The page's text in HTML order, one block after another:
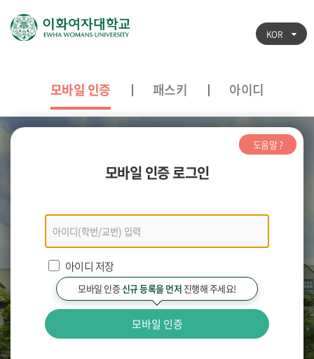
KOR
모바일 인증 패스키 아이디
모바일 인증 로그인
모바일
인증
로그인
아이디 저장
모바일 인증신규 등록을 먼저 진행해 주세요!
모바일 인증
도움말 ?